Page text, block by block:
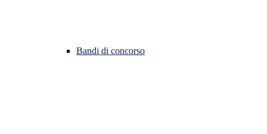
Bandi di concorso